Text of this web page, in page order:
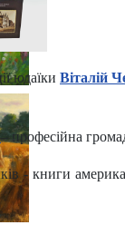
юдаїки Віталій
– професійна
- книги